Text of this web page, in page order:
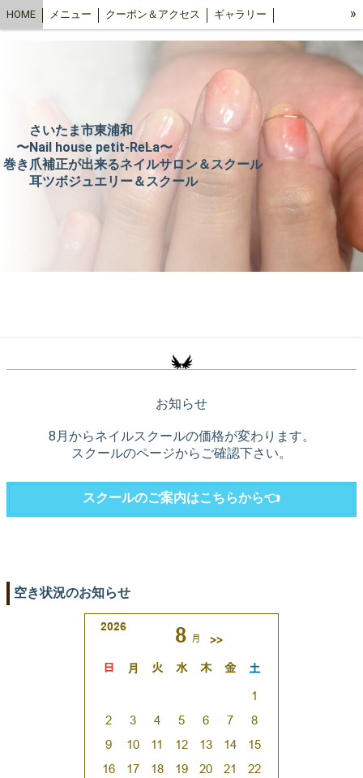
HOME メニュー クーポン＆アクセス ギャラリー
オンラインショップ（ビューティ） スクール
»
さいたま市東浦和
〜Nail house petit-ReLa〜
巻き爪補正が出来るネイルサロン＆スクール
耳ツボジュエリー＆スクール
お知らせ
8月からネイルスクールの価格が変わります。
スクールのページからご確認下さい。
スクールのご案内はこちらから👈
空き状況のお知らせ